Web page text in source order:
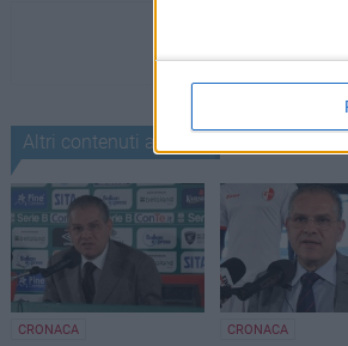
Altri contenuti a tema
CRONACA CRONACA